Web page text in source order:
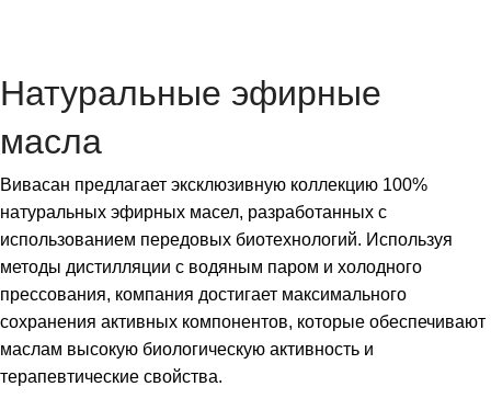
Натуральные эфирные
масла
Вивасан предлагает эксклюзивную коллекцию 100%
натуральных эфирных масел, разработанных с
использованием передовых биотехнологий. Используя
методы дистилляции с водяным паром и холодного
прессования, компания достигает максимального
сохранения активных компонентов, которые обеспечивают
маслам высокую биологическую активность и
терапевтические свойства.